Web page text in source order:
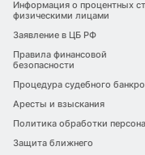
Информация о процентных
физическими лицами
Заявление в ЦБ РФ
Правила финансовой
безопасности
Процедура судебного
Аресты и взыскания
Политика обработки
Защита ближнего